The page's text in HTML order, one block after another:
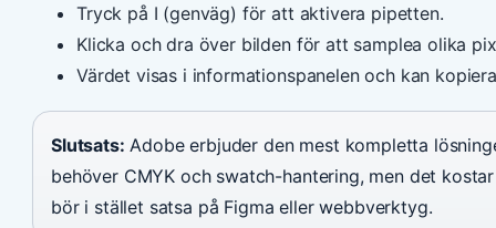
Tryck på I (genväg) för att aktivera pipetten.
Klicka och dra över bilden för att samplea olika
Värdet visas i informationspanelen och kan
Slutsats: Adobe erbjuder den mest kompletta
behöver CMYK och swatch-hantering, men det
bör i stället satsa på Figma eller webbverktyg.